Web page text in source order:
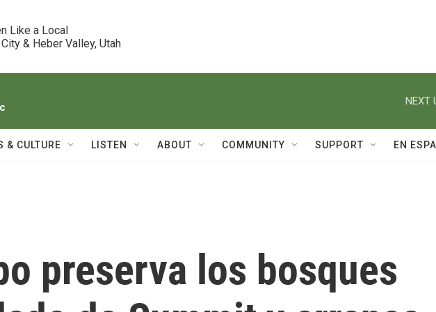
Like a Local
& Heber Valley, Utah
NEXT
& CULTURE LISTEN ABOUT COMMUNITY SUPPORT EN
preserva los bosques